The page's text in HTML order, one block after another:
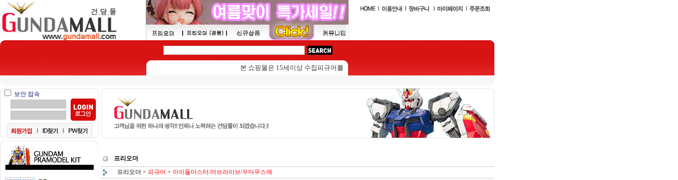
본 쇼핑몰은 15세이상 수집피규어를 판매하는 쇼핑몰입니다.
보안 접속
프리오더
프리오더 > 피규어 > 아이돌마스터/러브라이브/우마무스메